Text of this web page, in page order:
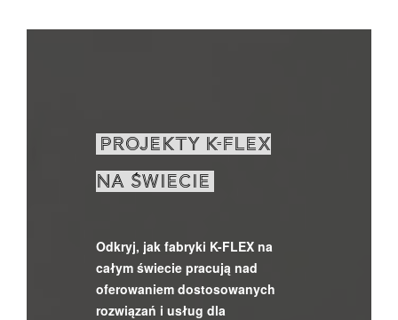
PROJEKTY K-FLEX
NA ŚWIECIE
Odkryj, jak fabryki K-FLEX na
całym świecie pracują nad
oferowaniem dostosowanych
rozwiązań i usług dla